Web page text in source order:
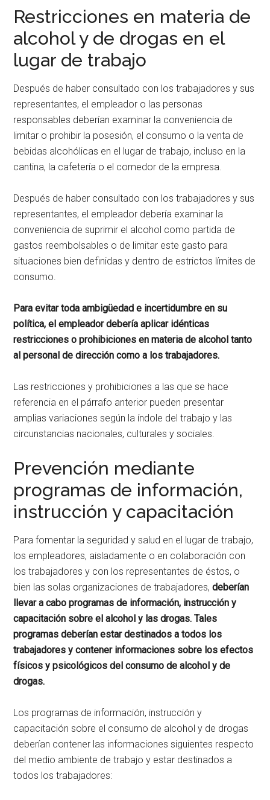
Restricciones en materia de
alcohol y de drogas en el
lugar de trabajo
Después de haber consultado con los trabajadores y sus
representantes, el empleador o las personas
responsables deberían examinar la conveniencia de
limitar o prohibir la posesión, el consumo o la venta de
bebidas alcohólicas en el lugar de trabajo, incluso en la
cantina, la cafetería o el comedor de la empresa.
Después de haber consultado con los trabajadores y sus
representantes, el empleador debería examinar la
conveniencia de suprimir el alcohol como partida de
gastos reembolsables o de limitar este gasto para
situaciones bien definidas y dentro de estrictos límites de
consumo.
Para evitar toda ambigüedad e incertidumbre en su
política, el empleador debería aplicar idénticas
restricciones o prohibiciones en materia de alcohol tanto
al personal de dirección como a los trabajadores.
Las restricciones y prohibiciones a las que se hace
referencia en el párrafo anterior pueden presentar
amplias variaciones según la índole del trabajo y las
circunstancias nacionales, culturales y sociales.
Prevención mediante
programas de información,
instrucción y capacitación
Para fomentar la seguridad y salud en el lugar de trabajo,
los empleadores, aisladamente o en colaboración con
los trabajadores y con los representantes de éstos, o
bien las solas organizaciones de trabajadores,deberían
llevar a cabo programas de información, instrucción y
capacitación sobre el alcohol y las drogas. Tales
programas deberían estar destinados a todos los
trabajadores y contener informaciones sobre los efectos
físicos y psicológicos del consumo de alcohol y de
drogas.
Los programas de información, instrucción y
capacitación sobre el consumo de alcohol y de drogas
deberían contener las informaciones siguientes respecto
del medio ambiente de trabajo y estar destinados a
todos los trabajadores: